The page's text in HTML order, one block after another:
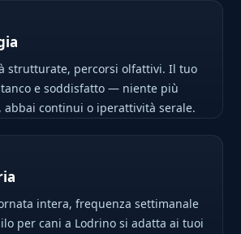
strutturate, percorsi olfattivi. Il tuo
e soddisfatto — niente più
continui o iperattività serale.
intera, frequenza settimanale
per cani a Lodrino si adatta ai tuoi